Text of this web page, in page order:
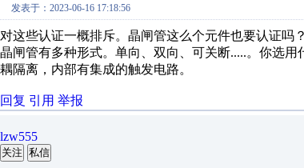
发表于：2023-06-16 17:18:56
对这些认证一概排斥。晶闸管这么个元件也要认证吗？
晶闸管有多种形式。单向、双向、可关断.....。你选
耦隔离，内部有集成的触发电路。
回复 引用 举报
lzw555
关注 私信